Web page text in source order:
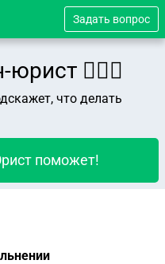
Задать вопрос
👨🏻‍⚖️
что делать
поможет!